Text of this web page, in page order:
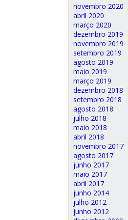
novembro 2020
abril 2020
março 2020
dezembro 2019
novembro 2019
setembro 2019
agosto 2019
maio 2019
março 2019
dezembro 2018
setembro 2018
agosto 2018
julho 2018
maio 2018
abril 2018
novembro 2017
agosto 2017
junho 2017
maio 2017
abril 2017
junho 2014
julho 2012
junho 2012